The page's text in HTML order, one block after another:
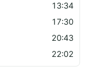
13:34
17:30
20:43
22:02